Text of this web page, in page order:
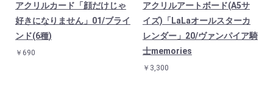
アクリルカード「顔だけじゃ
好きになりません」01/ブライ
ンド(6種)
￥690
アクリルアートボード(A5サ
イズ)「LaLaオールスターカ
レンダー」20/ヴァンパイア騎
士memories
￥3,300